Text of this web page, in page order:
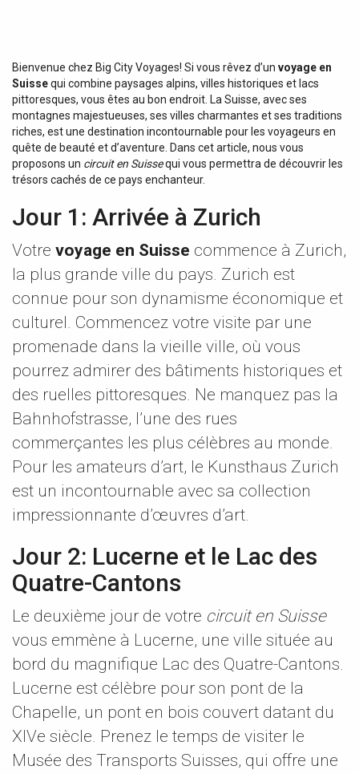
Bienvenue chez Big City Voyages! Si vous rêvez d’un voyage en
Suissequi combine paysages alpins, villes historiques et lacs
pittoresques, vous êtes au bon endroit. La Suisse, avec ses
montagnes majestueuses, ses villes charmantes et ses traditions
riches, est une destination incontournable pour les voyageurs en
quête de beauté et d’aventure. Dans cet article, nous vous
proposons un circuit en Suissequi vous permettra de découvrir les
trésors cachés de ce pays enchanteur.
Jour 1: Arrivée à Zurich
Votre voyage en Suisse commence à Zurich,
la plus grande ville du pays. Zurich est
connue pour son dynamisme économique et
culturel. Commencez votre visite par une
promenade dans la vieille ville, où vous
pourrez admirer des bâtiments historiques et
des ruelles pittoresques. Ne manquez pas la
Bahnhofstrasse, l’une des rues
commerçantes les plus célèbres au monde.
Pour les amateurs d’art, le Kunsthaus Zurich
est un incontournable avec sa collection
impressionnante d’œuvres d’art.
Jour 2: Lucerne et le Lac des
Quatre-Cantons
Le deuxième jour de votre circuit en Suisse
vous emmène à Lucerne, une ville située au
bord du magnifique Lac des Quatre-Cantons.
Lucerne est célèbre pour son pont de la
Chapelle, un pont en bois couvert datant du
XIVe siècle. Prenez le temps de visiter le
Musée des Transports Suisses, qui offre une